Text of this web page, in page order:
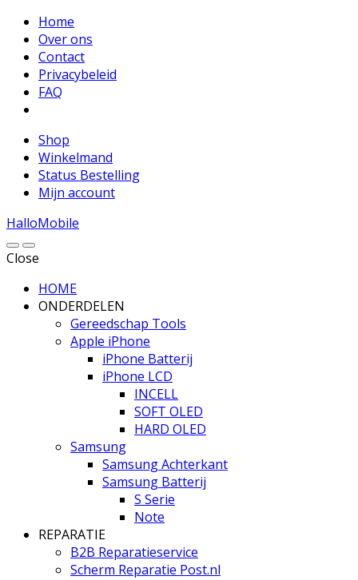
Home
Over ons
Contact
Privacybeleid
FAQ
Shop
Winkelmand
Status Bestelling
Mijn account
HalloMobile
Close
HOME
ONDERDELEN
Gereedschap Tools
Apple iPhone
iPhone Batterij
iPhone LCD
INCELL
SOFT OLED
HARD OLED
Samsung
Samsung Achterkant
Samsung Batterij
S Serie
Note
REPARATIE
B2B Reparatieservice
Scherm Reparatie Post.nl